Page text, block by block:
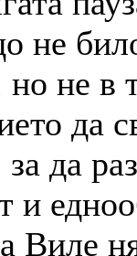
не
не в
да
да
и
Виле